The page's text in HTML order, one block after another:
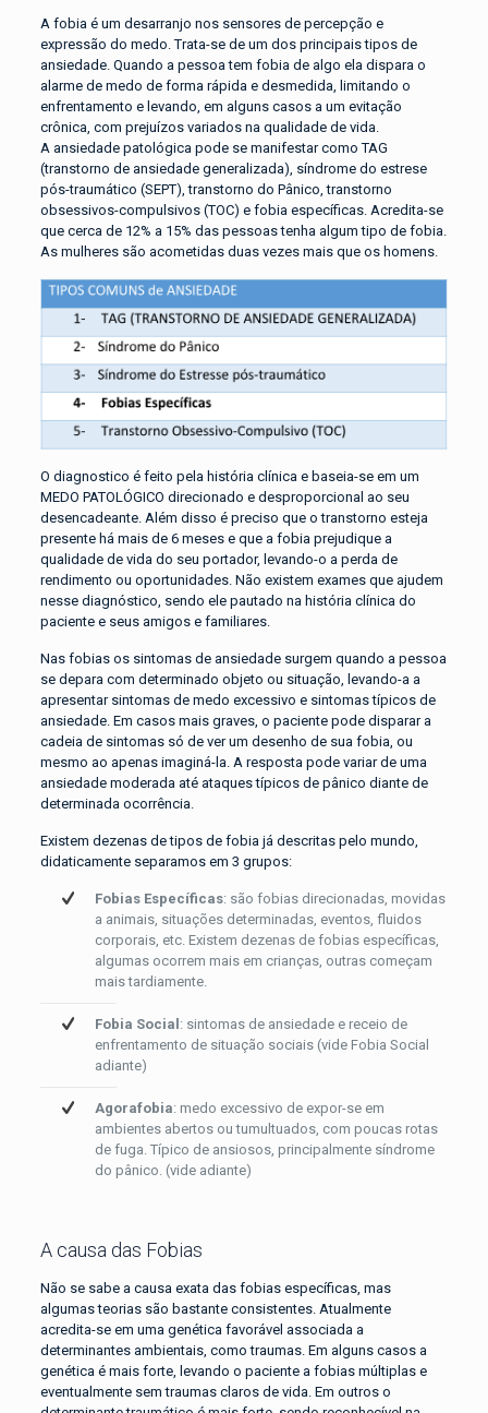
A fobia é um desarranjo nos sensores de percepção e
expressão do medo. Trata-se de um dos principais tipos de
ansiedade. Quando a pessoa tem fobia de algo ela dispara o
alarme de medo de forma rápida e desmedida, limitando o
enfrentamento e levando, em alguns casos a um evitação
crônica, com prejuízos variados na qualidade de vida.
A ansiedade patológica pode se manifestar como TAG
(transtorno de ansiedade generalizada), síndrome do estrese
pós-traumático (SEPT), transtorno do Pânico, transtorno
obsessivos-compulsivos (TOC) e fobia específicas. Acredita-se
que cerca de 12% a 15% das pessoas tenha algum tipo de fobia.
As mulheres são acometidas duas vezes mais que os homens.
O diagnostico é feito pela história clínica e baseia-se em um
MEDO PATOLÓGICO direcionado e desproporcional ao seu
desencadeante. Além disso é preciso que o transtorno esteja
presente há mais de 6 meses e que a fobia prejudique a
qualidade de vida do seu portador, levando-o a perda de
rendimento ou oportunidades. Não existem exames que ajudem
nesse diagnóstico, sendo ele pautado na história clínica do
paciente e seus amigos e familiares.
Nas fobias os sintomas de ansiedade surgem quando a pessoa
se depara com determinado objeto ou situação, levando-a a
apresentar sintomas de medo excessivo e sintomas típicos de
ansiedade. Em casos mais graves, o paciente pode disparar a
cadeia de sintomas só de ver um desenho de sua fobia, ou
mesmo ao apenas imaginá-la. A resposta pode variar de uma
ansiedade moderada até ataques típicos de pânico diante de
determinada ocorrência.
Existem dezenas de tipos de fobia já descritas pelo mundo,
didaticamente separamos em 3 grupos:
Fobias Específicas: são fobias direcionadas, movidas
a animais, situações determinadas, eventos, fluidos
corporais, etc. Existem dezenas de fobias específicas,
algumas ocorrem mais em crianças, outras começam
mais tardiamente.
Fobia Social : sintomas de ansiedade e receio de
enfrentamento de situação sociais (vide Fobia Social
adiante)
Agorafobia: medo excessivo de expor-se em
ambientes abertos ou tumultuados, com poucas rotas
de fuga. Típico de ansiosos, principalmente síndrome
do pânico. (vide adiante)
A causa das Fobias
Não se sabe a causa exata das fobias específicas, mas
algumas teorias são bastante consistentes. Atualmente
acredita-se em uma genética favorável associada a
determinantes ambientais, como traumas. Em alguns casos a
genética é mais forte, levando o paciente a fobias múltiplas e
eventualmente sem traumas claros de vida. Em outros o